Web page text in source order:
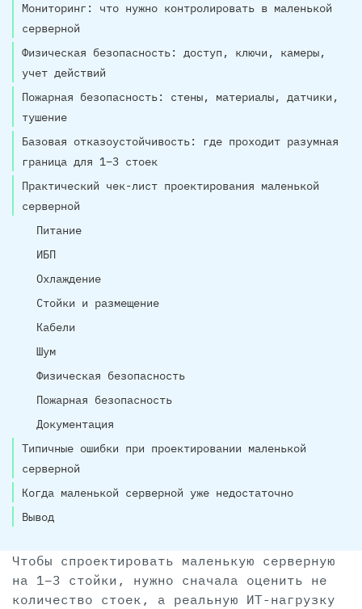
Мониторинг: что нужно контролировать в маленькой
серверной
Физическая безопасность: доступ, ключи, камеры,
учет действий
Пожарная безопасность: стены, материалы, датчики,
тушение
Базовая отказоустойчивость: где проходит разумная
граница для 1–3 стоек
Практический чек-лист проектирования маленькой
серверной
Питание
ИБП
Охлаждение
Стойки и размещение
Кабели
Шум
Физическая безопасность
Пожарная безопасность
Документация
Типичные ошибки при проектировании маленькой
серверной
Когда маленькой серверной уже недостаточно
Вывод
Чтобы спроектировать маленькую серверную
на 1–3 стойки, нужно сначала оценить не
количество стоек, а реальную ИТ-нагрузку